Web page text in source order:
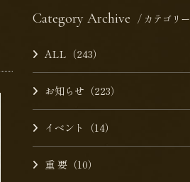
Category Archive / カテゴリー
ALL（243）
お知らせ（223）
イベント（14）
重 要（10）